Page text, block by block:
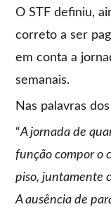
O STF definiu,
correto a ser
em conta a
semanais.
Nas palavras
“A jornada de
função compor o
piso, juntamente
A ausência de